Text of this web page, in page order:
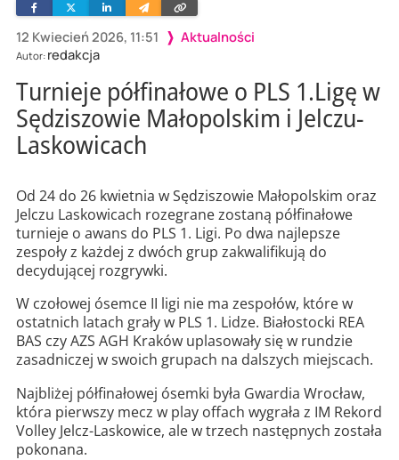
12 Kwiecień 2026, 11:51 Aktualności
Autor: redakcja
FacebookTwitterLinkedinWyślij
e-
Skopiuj
link
Turnieje półfinałowe o PLS 1.Ligę w
Sędziszowie Małopolskim i Jelczu-
Laskowicach
Od 24 do 26 kwietnia w Sędziszowie Małopolskim oraz
Jelczu Laskowicach rozegrane zostaną półfinałowe
turnieje o awans do PLS 1. Ligi. Po dwa najlepsze
zespoły z każdej z dwóch grup zakwalifikują do
decydującej rozgrywki.
W czołowej ósemce II ligi nie ma zespołów, które w
ostatnich latach grały w PLS 1. Lidze. Białostocki REA
BAS czy AZS AGH Kraków uplasowały się w rundzie
zasadniczej w swoich grupach na dalszych miejscach.
Najbliżej półfinałowej ósemki była Gwardia Wrocław,
która pierwszy mecz w play offach wygrała z IM Rekord
Volley Jelcz-Laskowice, ale w trzech następnych została
pokonana.